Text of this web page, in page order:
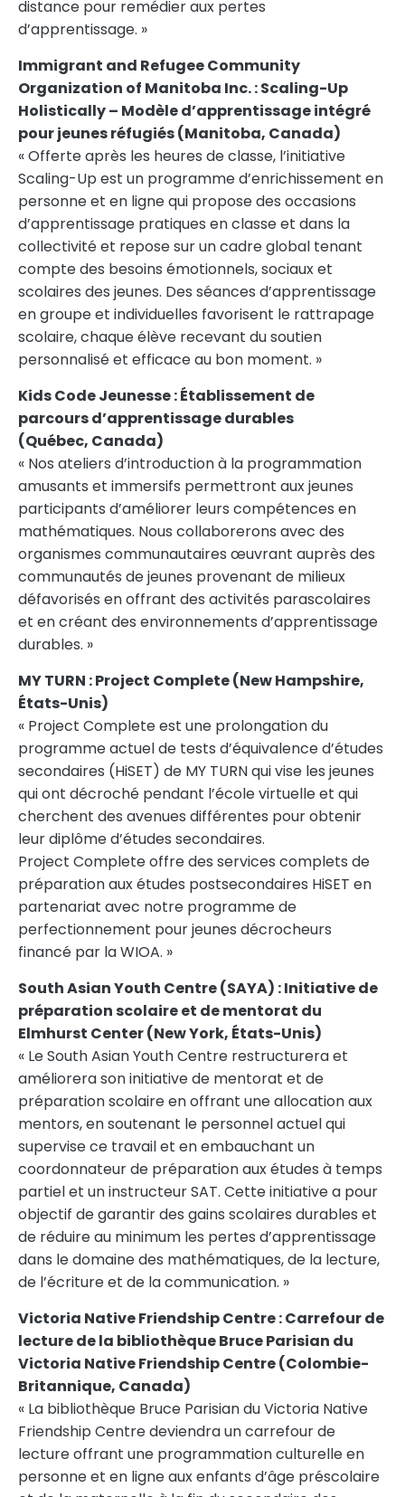
distance pour remédier aux pertes
d’apprentissage. »
Immigrant and Refugee Community
Organization of Manitoba Inc. : Scaling-Up
Holistically – Modèle d’apprentissage intégré
pour jeunes réfugiés (Manitoba, Canada)
« Offerte après les heures de classe, l’initiative
Scaling-Up est un programme d’enrichissement en
personne et en ligne qui propose des occasions
d’apprentissage pratiques en classe et dans la
collectivité et repose sur un cadre global tenant
compte des besoins émotionnels, sociaux et
scolaires des jeunes. Des séances d’apprentissage
en groupe et individuelles favorisent le rattrapage
scolaire, chaque élève recevant du soutien
personnalisé et efficace au bon moment. »
Kids Code Jeunesse : Établissement de
parcours d’apprentissage durables
(Québec, Canada)
« Nos ateliers d’introduction à la programmation
amusants et immersifs permettront aux jeunes
participants d’améliorer leurs compétences en
mathématiques. Nous collaborerons avec des
organismes communautaires œuvrant auprès des
communautés de jeunes provenant de milieux
défavorisés en offrant des activités parascolaires
et en créant des environnements d’apprentissage
durables. »
MY TURN : Project Complete (New Hampshire,
États-Unis)
« Project Complete est une prolongation du
programme actuel de tests d’équivalence d’études
secondaires (HiSET) de MY TURN qui vise les jeunes
qui ont décroché pendant l’école virtuelle et qui
cherchent des avenues différentes pour obtenir
leur diplôme d’études secondaires.
Project Complete offre des services complets de
préparation aux études postsecondaires HiSET en
partenariat avec notre programme de
perfectionnement pour jeunes décrocheurs
financé par la WIOA. »
South Asian Youth Centre (SAYA) : Initiative de
préparation scolaire et de mentorat du
Elmhurst Center (New York, États-Unis)
« Le South Asian Youth Centre restructurera et
améliorera son initiative de mentorat et de
préparation scolaire en offrant une allocation aux
mentors, en soutenant le personnel actuel qui
supervise ce travail et en embauchant un
coordonnateur de préparation aux études à temps
partiel et un instructeur SAT. Cette initiative a pour
objectif de garantir des gains scolaires durables et
de réduire au minimum les pertes d’apprentissage
dans le domaine des mathématiques, de la lecture,
de l’écriture et de la communication. »
Victoria Native Friendship Centre : Carrefour de
lecture de la bibliothèque Bruce Parisian du
Victoria Native Friendship Centre (Colombie-
Britannique, Canada)
« La bibliothèque Bruce Parisian du Victoria Native
Friendship Centre deviendra un carrefour de
lecture offrant une programmation culturelle en
personne et en ligne aux enfants d’âge préscolaire